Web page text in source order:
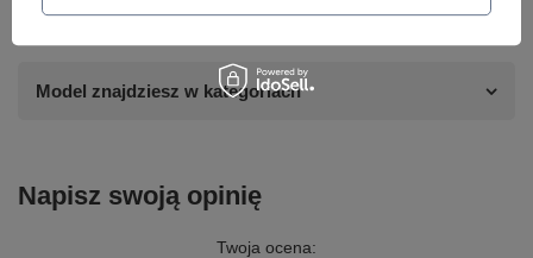
Model znajdziesz w kategoriach
Napisz swoją opinię
Twoja ocena: